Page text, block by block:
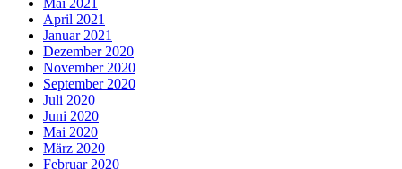
Mai 2021
April 2021
Januar 2021
Dezember 2020
November 2020
September 2020
Juli 2020
Juni 2020
Mai 2020
März 2020
Februar 2020